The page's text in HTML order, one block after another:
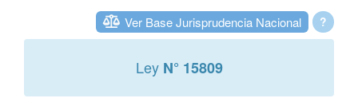
?
Ver Base Jurisprudencia Nacional
Ley N° 15809